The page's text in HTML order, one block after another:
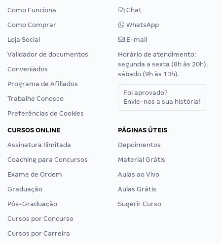
Como Funciona
Como Comprar
Loja Social
Validador de documentos
Conveniados
Programa de Afiliados
Trabalhe Conosco
Preferências de Cookies
Chat
WhatsApp
E-mail
Horário de atendimento:
segunda a sexta (8h às 20h),
sábado (9h às 13h).
Foi aprovado?
Envie-nos a sua história!
CURSOS ONLINE
Assinatura Ilimitada
Coaching para Concursos
Exame de Ordem
Graduação
Pós-Graduação
Cursos por Concurso
Cursos por Carreira
PÁGINAS ÚTEIS
Depoimentos
Material Grátis
Aulas ao Vivo
Aulas Grátis
Sugerir Curso